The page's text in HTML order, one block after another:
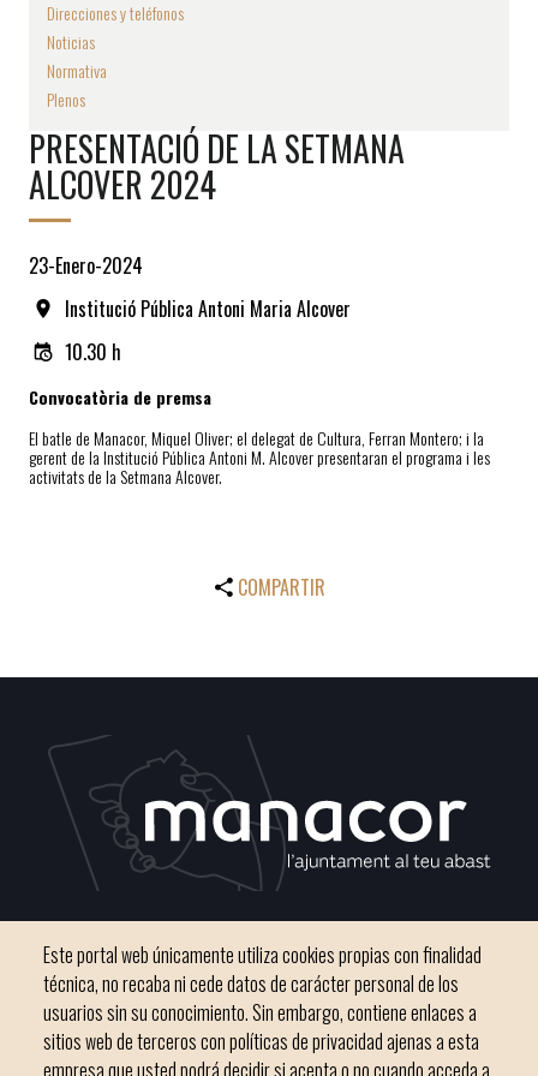
Direcciones y teléfonos
Noticias
Normativa
Plenos
PRESENTACIÓ DE LA SETMANA
ALCOVER 2024
23-Enero-2024
Institució Pública Antoni Maria Alcover
10.30 h
Convocatòria de premsa
El batle de Manacor, Miquel Oliver; el delegat de Cultura, Ferran Montero; i la
gerent de la Institució Pública Antoni M. Alcover presentaran el programa i les
activitats de la Setmana Alcover.
COMPARTIR
Teléfono 971 84 91 00 - CIF: P0703300D
Este portal web únicamente utiliza cookies propias con finalidad
técnica, no recaba ni cede datos de carácter personal de los
usuarios sin su conocimiento. Sin embargo, contiene enlaces a
sitios web de terceros con políticas de privacidad ajenas a esta